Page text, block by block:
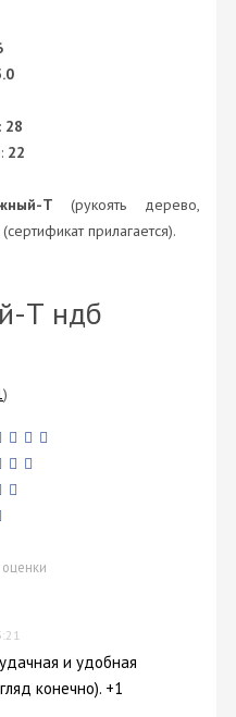
28
22
Т (рукоять дерево,
прилагается).
Т ндб
)
оценки
и удобная
конечно). +1